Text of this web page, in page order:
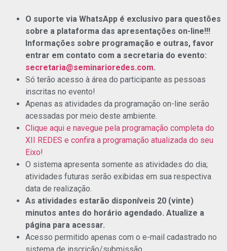
O suporte via WhatsApp é exclusivo para questões
sobre a plataforma das apresentações on-line!!!
Informações sobre programação e outras, favor
entrar em contato com a secretaria do evento:
secretaria@seminarioredes.com.
Só terão acesso à área do participante as pessoas
inscritas no evento!
Apenas as atividades da programação on-line serão
acessadas por meio deste ambiente.
Clique aqui e navegue pela programação completa do
XII REDES e confira a programação atualizada do seu
Eixo!
O sistema apresenta somente as atividades do dia;
atividades futuras serão exibidas em sua respectiva
data de realização.
As atividades estarão disponíveis 20 (vinte)
minutos antes do horário agendado. Atualize a
página para acessar.
Acesso permitido apenas com o e-mail cadastrado no